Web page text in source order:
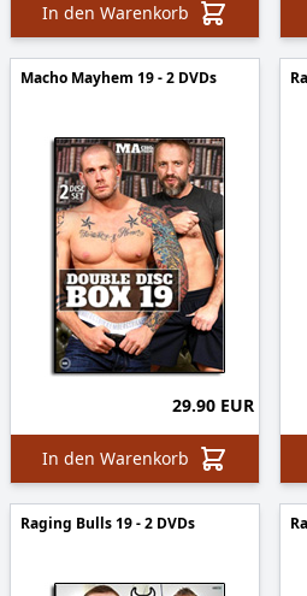
In den Warenkorb
Macho Mayhem 19 - 2 DVDs
29.90 EUR
In den Warenkorb
Raging Bulls 19 - 2 DVDs